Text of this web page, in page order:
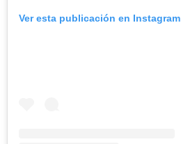
Ver esta publicación en Instagram